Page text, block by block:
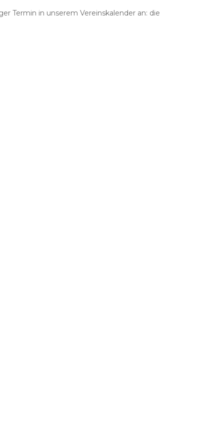
Termin in unserem Vereinskalender an: die